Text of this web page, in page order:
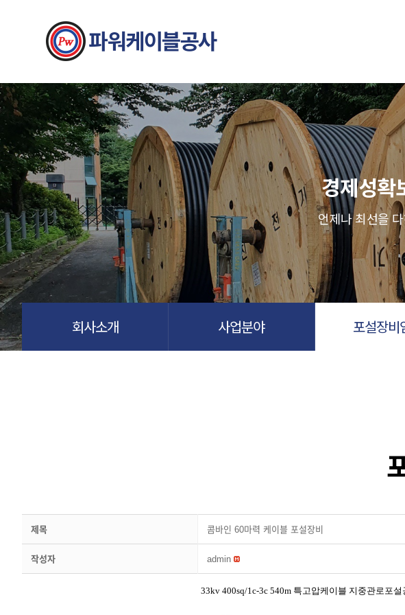
경제성확
언제나 최선을
회사소개 사업분야 포설장비
제목 콤바인 60마력 케이블 포설장비
작성자 admin
33kv 400sq/1c-3c 540m 특고압케이블 지중관로포